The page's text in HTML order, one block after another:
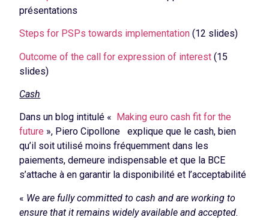
présentations
Steps for PSPs towards implementation (12 slides)
Outcome of the call for expression of interest (15
slides)
Cash
Dans un blog intitulé «
Making euro cash fit for the
future », Piero Cipollone explique que le cash, bien
qu’il soit utilisé moins fréquemment dans les
paiements, demeure indispensable et que la BCE
s’attache à en garantir la disponibilité et l’acceptabilité
« We are fully committed to cash and are working to
ensure that it remains widely available and accepted.